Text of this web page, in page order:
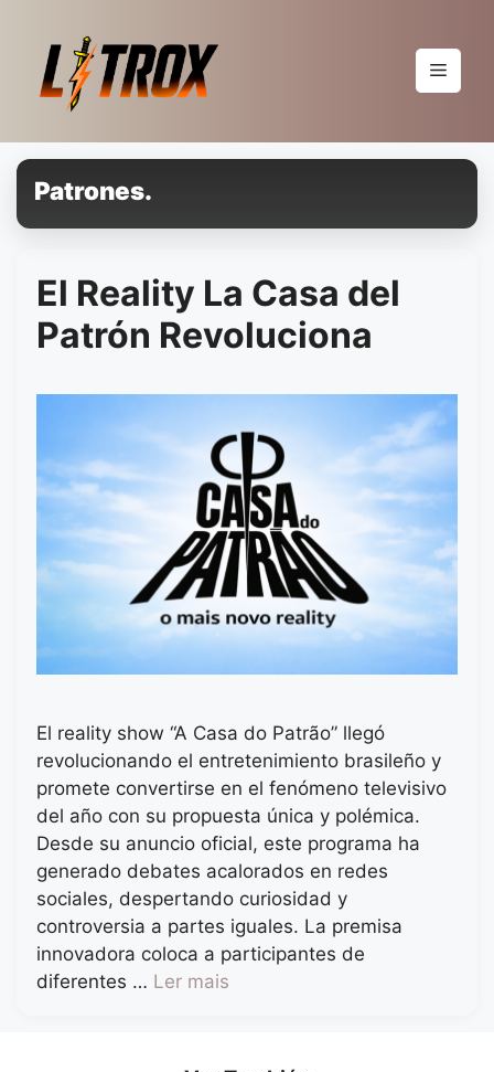
conteúdo
Menu
Patrones.
El Reality La Casa del
Patrón Revoluciona
El reality show “A Casa do Patrão” llegó
revolucionando el entretenimiento brasileño y
promete convertirse en el fenómeno televisivo
del año con su propuesta única y polémica.
Desde su anuncio oficial, este programa ha
generado debates acalorados en redes
sociales, despertando curiosidad y
controversia a partes iguales. La premisa
innovadora coloca a participantes de
diferentes … Ler mais